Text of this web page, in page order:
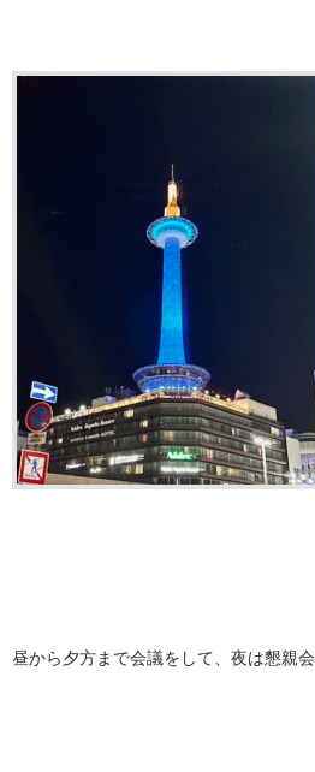
昼から夕方まで会議をして、夜は懇親会